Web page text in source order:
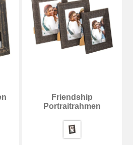
Friendship
Portraitrahmen